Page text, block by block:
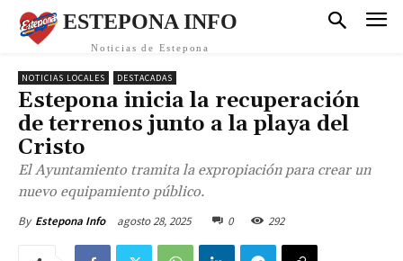
ESTEPONA INFO
Noticias de Estepona
NOTICIAS LOCALES DESTACADAS
Estepona inicia la recuperación
de terrenos junto a la playa del
Cristo
El Ayuntamiento tramita la expropiación para crear un
nuevo equipamiento público.
By Estepona Info agosto 28, 2025 0 292